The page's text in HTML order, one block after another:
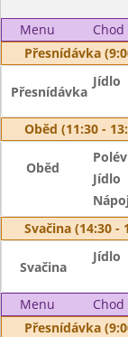
Menu Chod
Přesnídávka
Přesnídávka
Jídlo
Oběd (11:30 -
Oběd
Jídlo
Svačina (14:30 -
Svačina
Jídlo
Menu Chod
Přesnídávka